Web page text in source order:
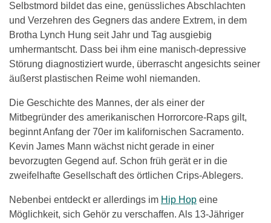
Selbstmord bildet das eine, genüssliches Abschlachten
und Verzehren des Gegners das andere Extrem, in dem
Brotha Lynch Hung seit Jahr und Tag ausgiebig
umhermantscht. Dass bei ihm eine manisch-depressive
Störung diagnostiziert wurde, überrascht angesichts seiner
äußerst plastischen Reime wohl niemanden.
Die Geschichte des Mannes, der als einer der
Mitbegründer des amerikanischen Horrorcore-Raps gilt,
beginnt Anfang der 70er im kalifornischen Sacramento.
Kevin James Mann wächst nicht gerade in einer
bevorzugten Gegend auf. Schon früh gerät er in die
zweifelhafte Gesellschaft des örtlichen Crips-Ablegers.
Nebenbei entdeckt er allerdings im Hip Hop eine
Möglichkeit, sich Gehör zu verschaffen. Als 13-Jähriger